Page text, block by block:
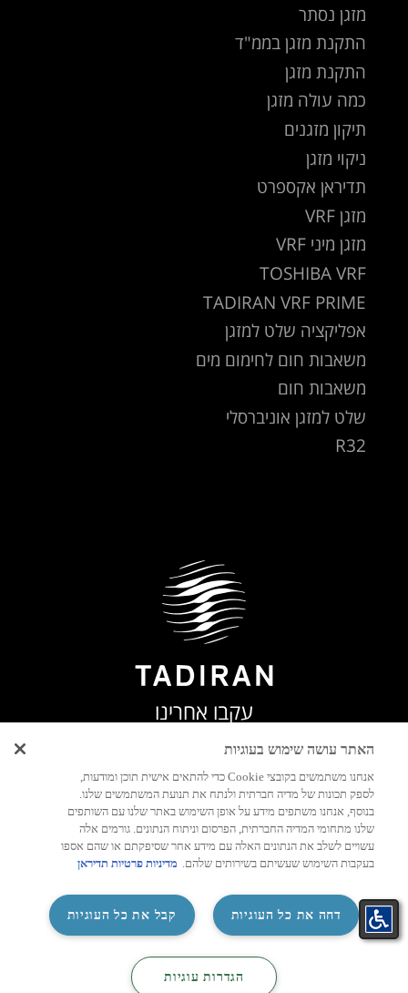
מזגן נסתר
התקנת מזגן בממ"ד
התקנת מזגן
כמה עולה מזגן
תיקון מזגנים
ניקוי מזגן
תדיראן אקספרט
מזגן VRF
מזגן מיני VRF
TOSHIBA VRF
TADIRAN VRF PRIME
אפליקציה שלט למזגן
משאבות חום לחימום מים
משאבות חום
שלט למזגן אוניברסלי
R32
עקבו אחרינו
האתר עושה שימוש בעוגיות
אנחנו משתמשים בקובצי Cookie כדי להתאים אישית תוכן ומודעות,
לספק תכונות של מדיה חברתית ולנתח את תנועת המשתמשים שלנו.
בנוסף, אנחנו משתפים מידע על אופן השימוש באתר שלנו עם השותפים
שלנו מתחומי המדיה החברתית, הפרסום וניתוח הנתונים. גורמים אלה
עשויים לשלב את הנתונים האלה עם מידע אחר שסיפקתם או שהם אספו
בעקבות השימוש שעשיתם בשירותים שלהם. מדיניות פרטיות תדיראן
קבל את כל העוגיות ‏דחה את כל העוגיות
‏הגדרות עוגיות